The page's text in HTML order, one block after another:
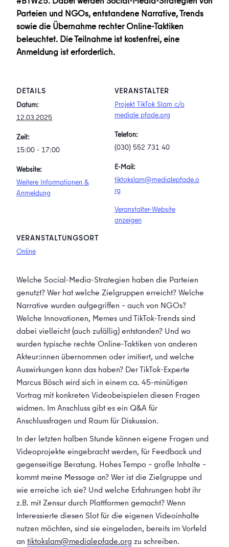
Parteien und NGOs, entstandene Narrative, Trends
sowie die Übernahme rechter Online-Taktiken
beleuchtet. Die Teilnahme ist kostenfrei, eine
Anmeldung ist erforderlich.
DETAILS
Datum:
12.03.2025
Zeit:
15:00 - 17:00
Website:
Weitere Informationen &
Anmeldung
VERANSTALTUNGSORT
Online
VERANSTALTER
Projekt TikTok Slam c/o
mediale pfade.org
Telefon:
(030) 552 731 40
E-Mail:
tiktokslam@medialepfade.o
rg
Veranstalter-Website
anzeigen
Welche Social-Media-Strategien haben die Parteien
genutzt? Wer hat welche Zielgruppen erreicht? Welche
Narrative wurden aufgegriffen – auch von NGOs?
Welche Innovationen, Memes und TikTok-Trends sind
dabei vielleicht (auch zufällig) entstanden? Und wo
wurden typische rechte Online-Taktiken von anderen
Akteur:innen übernommen oder imitiert, und welche
Auswirkungen kann das haben? Der TikTok-Experte
Marcus Bösch wird sich in einem ca. 45-minütigen
Vortrag mit konkreten Videobeispielen diesen Fragen
widmen. Im Anschluss gibt es ein Q&A für
Anschlussfragen und Raum für Diskussion.
In der letzten halben Stunde können eigene Fragen und
Videoprojekte eingebracht werden, für Feedback und
gegenseitige Beratung. Hohes Tempo – große Inhalte –
kommt meine Message an? Wer ist die Zielgruppe und
wie erreiche ich sie? Und welche Erfahrungen habt ihr
z.B. mit Zensur durch Plattformen gemacht? Wenn
Interessierte diesen Slot für die eigenen Videoinhalte
nutzen möchten, sind sie eingeladen, bereits im Vorfeld
an tiktokslam@medialepfade.org zu schreiben.